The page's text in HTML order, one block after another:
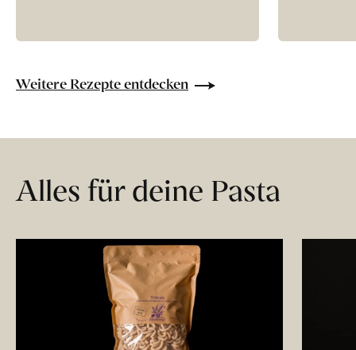
Weitere Rezepte entdecken
Alles für deine Pasta